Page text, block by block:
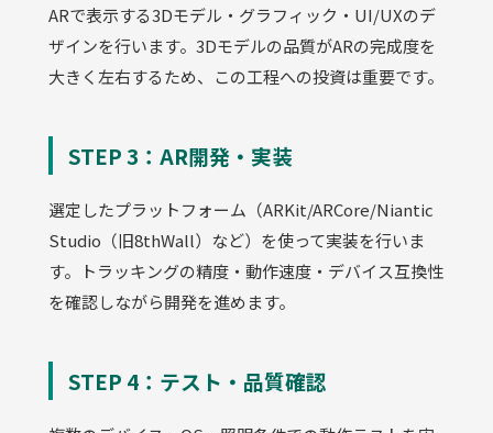
ARで表示する3Dモデル・グラフィック・UI/UXのデ
ザインを行います。3Dモデルの品質がARの完成度を
大きく左右するため、この工程への投資は重要です。
STEP 3：AR開発・実装
選定したプラットフォーム（ARKit/ARCore/Niantic
Studio（旧8thWall）など）を使って実装を行いま
す。トラッキングの精度・動作速度・デバイス互換性
を確認しながら開発を進めます。
STEP 4：テスト・品質確認